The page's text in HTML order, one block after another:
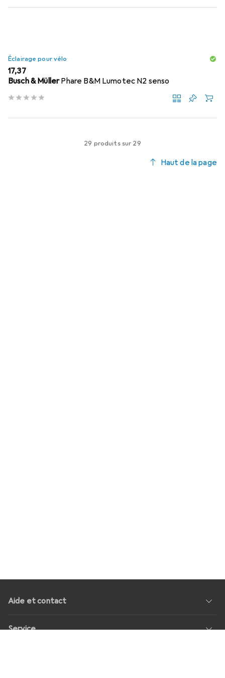
Éclairage pour vélo
EUR
17,37
Busch & MüllerPhare B&M Lumotec N2 senso
29 produits sur 29
Haut de la page
Aide et contact
Service